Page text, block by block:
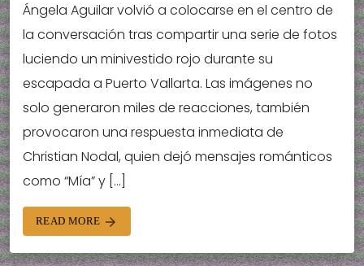
Ángela Aguilar volvió a colocarse en el centro de
la conversación tras compartir una serie de fotos
luciendo un minivestido rojo durante su
escapada a Puerto Vallarta. Las imágenes no
solo generaron miles de reacciones, también
provocaron una respuesta inmediata de
Christian Nodal, quien dejó mensajes románticos
como “Mía” y […]
READ MORE arrow_forward